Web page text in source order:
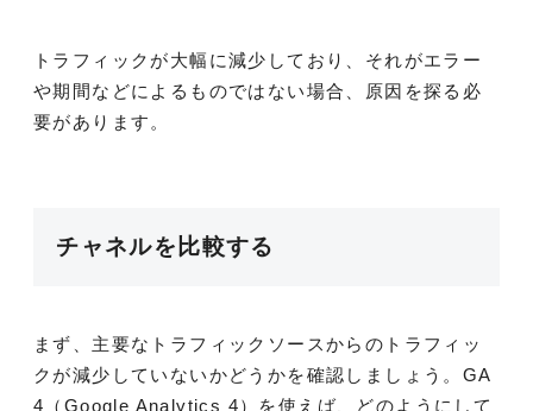
トラフィックが大幅に減少しており、それがエラー
や期間などによるものではない場合、原因を探る必
要があります。
チャネルを比較する
まず、主要なトラフィックソースからのトラフィッ
クが減少していないかどうかを確認しましょう。GA
4（Google Analytics 4）を使えば、どのようにして